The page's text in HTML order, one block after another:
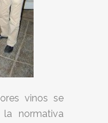
vinos se
normativa